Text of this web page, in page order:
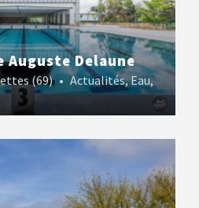
Auguste Delaune
(69) • Actualités,Eau,